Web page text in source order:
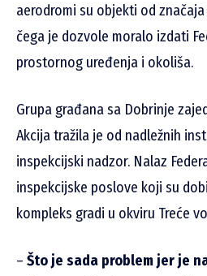
aerodromi su objekti od
čega je dozvole moralo izdati
prostornog uređenja i okoliša.
Grupa građana sa Dobrinje
Akcija tražila je od nadležnih
inspekcijski nadzor. Nalaz
inspekcijske poslove koji su
kompleks gradi u okviru Treće
– Što je sada problem jer je